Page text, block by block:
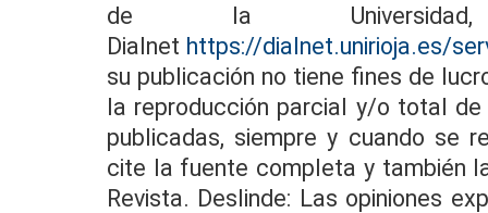
de la
Dialnet https://dialnet.unirioja.es/
su publicación no tiene fines de
la reproducción parcial y/o total
publicadas, siempre y cuando se
cite la fuente completa y también
Revista. Deslinde: Las opiniones